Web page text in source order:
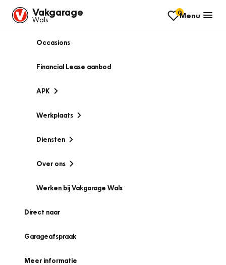
Vakgarage
Wals
0Menu
Occasions
Financial Lease aanbod
APK
Werkplaats
Diensten
Over ons
Werken bij Vakgarage Wals
Direct naar
Garageafspraak
Meer informatie